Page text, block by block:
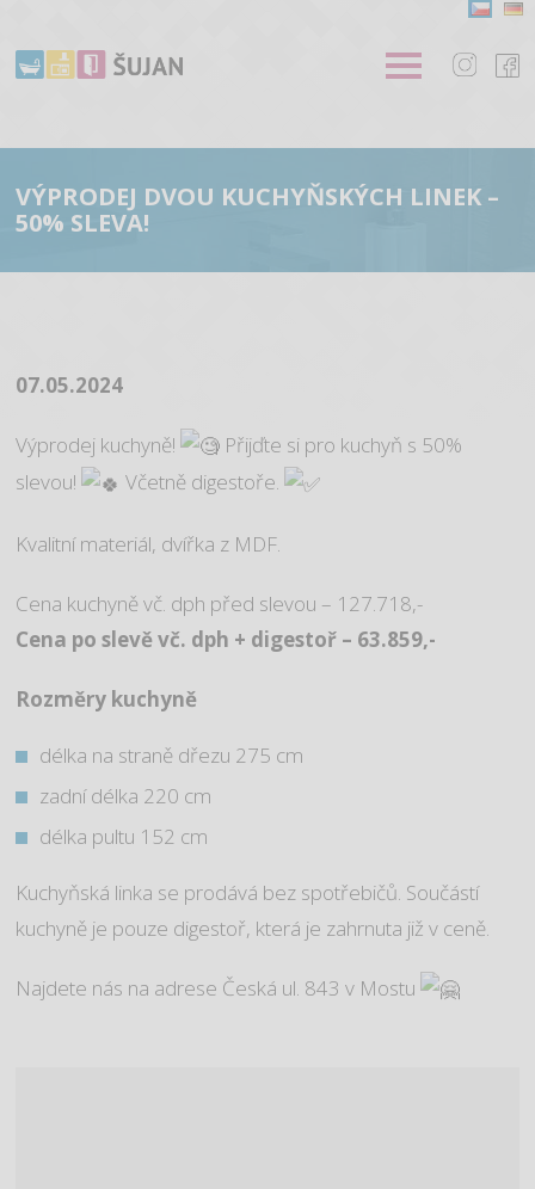
VÝPRODEJ DVOU KUCHYŇSKÝCH LINEK –
50% SLEVA!
07.05.2024
Výprodej kuchyně!
Přijďte si pro kuchyň s 50%
slevou!
Včetně digestoře.
Kvalitní materiál, dvířka z MDF.
Cena kuchyně vč. dph před slevou – 127.718,-
Cena po slevě vč. dph + digestoř – 63.859,-
Rozměry kuchyně
délka na straně dřezu 275 cm
zadní délka 220 cm
délka pultu 152 cm
Kuchyňská linka se prodává bez spotřebičů. Součástí
kuchyně je pouze digestoř, která je zahrnuta již v ceně.
Najdete nás na adrese Česká ul. 843 v Mostu